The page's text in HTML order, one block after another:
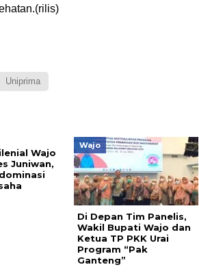
Uniprima
Wajo
Juniwan,
Wajo
Di Depan Tim Panelis,
Wakil Bupati Wajo dan
Ketua TP PKK Urai
Program “Pak
Ganteng”